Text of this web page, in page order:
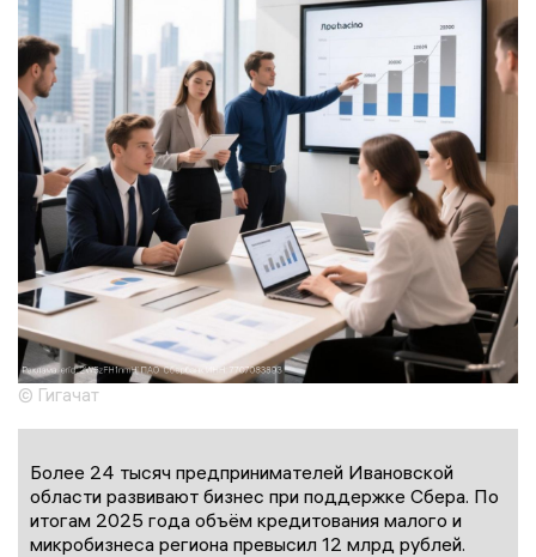
© Гигачат
Более 24 тысяч предпринимателей Ивановской
области развивают бизнес при поддержке Сбера. По
итогам 2025 года объём кредитования малого и
микробизнеса региона превысил 12 млрд рублей.